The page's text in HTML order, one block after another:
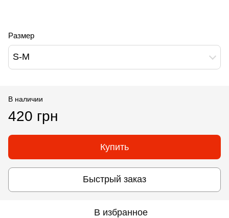
Размер
S-M
В наличии
420 грн
Купить
Быстрый заказ
В избранное